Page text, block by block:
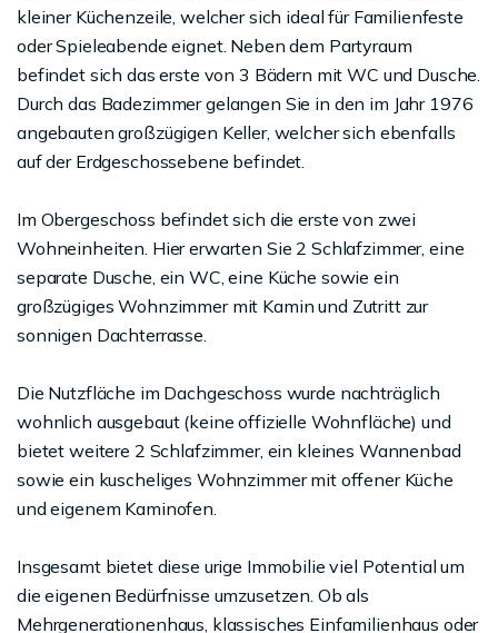
kleiner Küchenzeile, welcher sich ideal für Familienfeste
oder Spieleabende eignet. Neben dem Partyraum
befindet sich das erste von 3 Bädern mit WC und Dusche.
Durch das Badezimmer gelangen Sie in den im Jahr 1976
angebauten großzügigen Keller, welcher sich ebenfalls
auf der Erdgeschossebene befindet.
Im Obergeschoss befindet sich die erste von zwei
Wohneinheiten. Hier erwarten Sie 2 Schlafzimmer, eine
separate Dusche, ein WC, eine Küche sowie ein
großzügiges Wohnzimmer mit Kamin und Zutritt zur
sonnigen Dachterrasse.
Die Nutzfläche im Dachgeschoss wurde nachträglich
wohnlich ausgebaut (keine offizielle Wohnfläche) und
bietet weitere 2 Schlafzimmer, ein kleines Wannenbad
sowie ein kuscheliges Wohnzimmer mit offener Küche
und eigenem Kaminofen.
Insgesamt bietet diese urige Immobilie viel Potential um
die eigenen Bedürfnisse umzusetzen. Ob als
Mehrgenerationenhaus, klassisches Einfamilienhaus oder